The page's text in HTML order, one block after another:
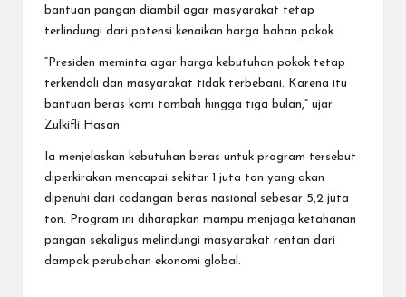
bantuan pangan diambil agar masyarakat tetap
terlindungi dari potensi kenaikan harga bahan pokok.
“Presiden meminta agar harga kebutuhan pokok tetap
terkendali dan masyarakat tidak terbebani. Karena itu
bantuan beras kami tambah hingga tiga bulan,” ujar
Zulkifli Hasan
Ia menjelaskan kebutuhan beras untuk program tersebut
diperkirakan mencapai sekitar 1 juta ton yang akan
dipenuhi dari cadangan beras nasional sebesar 5,2 juta
ton. Program ini diharapkan mampu menjaga ketahanan
pangan sekaligus melindungi masyarakat rentan dari
dampak perubahan ekonomi global.